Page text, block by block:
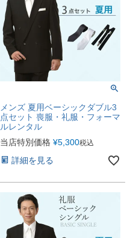
メンズ 夏用ベーシックダブル3
点セット 喪服・礼服・フォーマ
ルレンタル
当店特別価格 ¥5,300税込
詳細を見る